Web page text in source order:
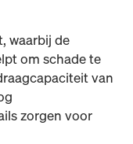
waarbij de
om schade te
van
zorgen voor